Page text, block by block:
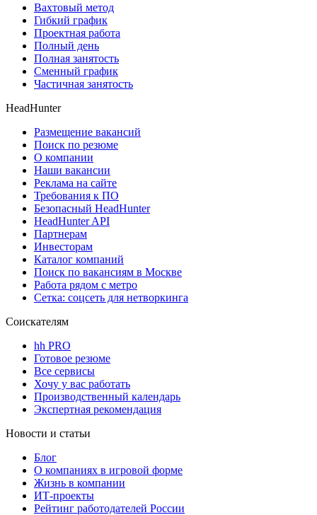
Вахтовый метод
Гибкий график
Проектная работа
Полный день
Полная занятость
Сменный график
Частичная занятость
HeadHunter
Размещение вакансий
Поиск по резюме
О компании
Наши вакансии
Реклама на сайте
Требования к ПО
Безопасный HeadHunter
HeadHunter API
Партнерам
Инвесторам
Каталог компаний
Поиск по вакансиям в Москве
Работа рядом с метро
Сетка: соцсеть для нетворкинга
Соискателям
hh PRO
Готовое резюме
Все сервисы
Хочу у вас работать
Производственный календарь
Экспертная рекомендация
Новости и статьи
Блог
О компаниях в игровой форме
Жизнь в компании
ИТ-проекты
Рейтинг работодателей России